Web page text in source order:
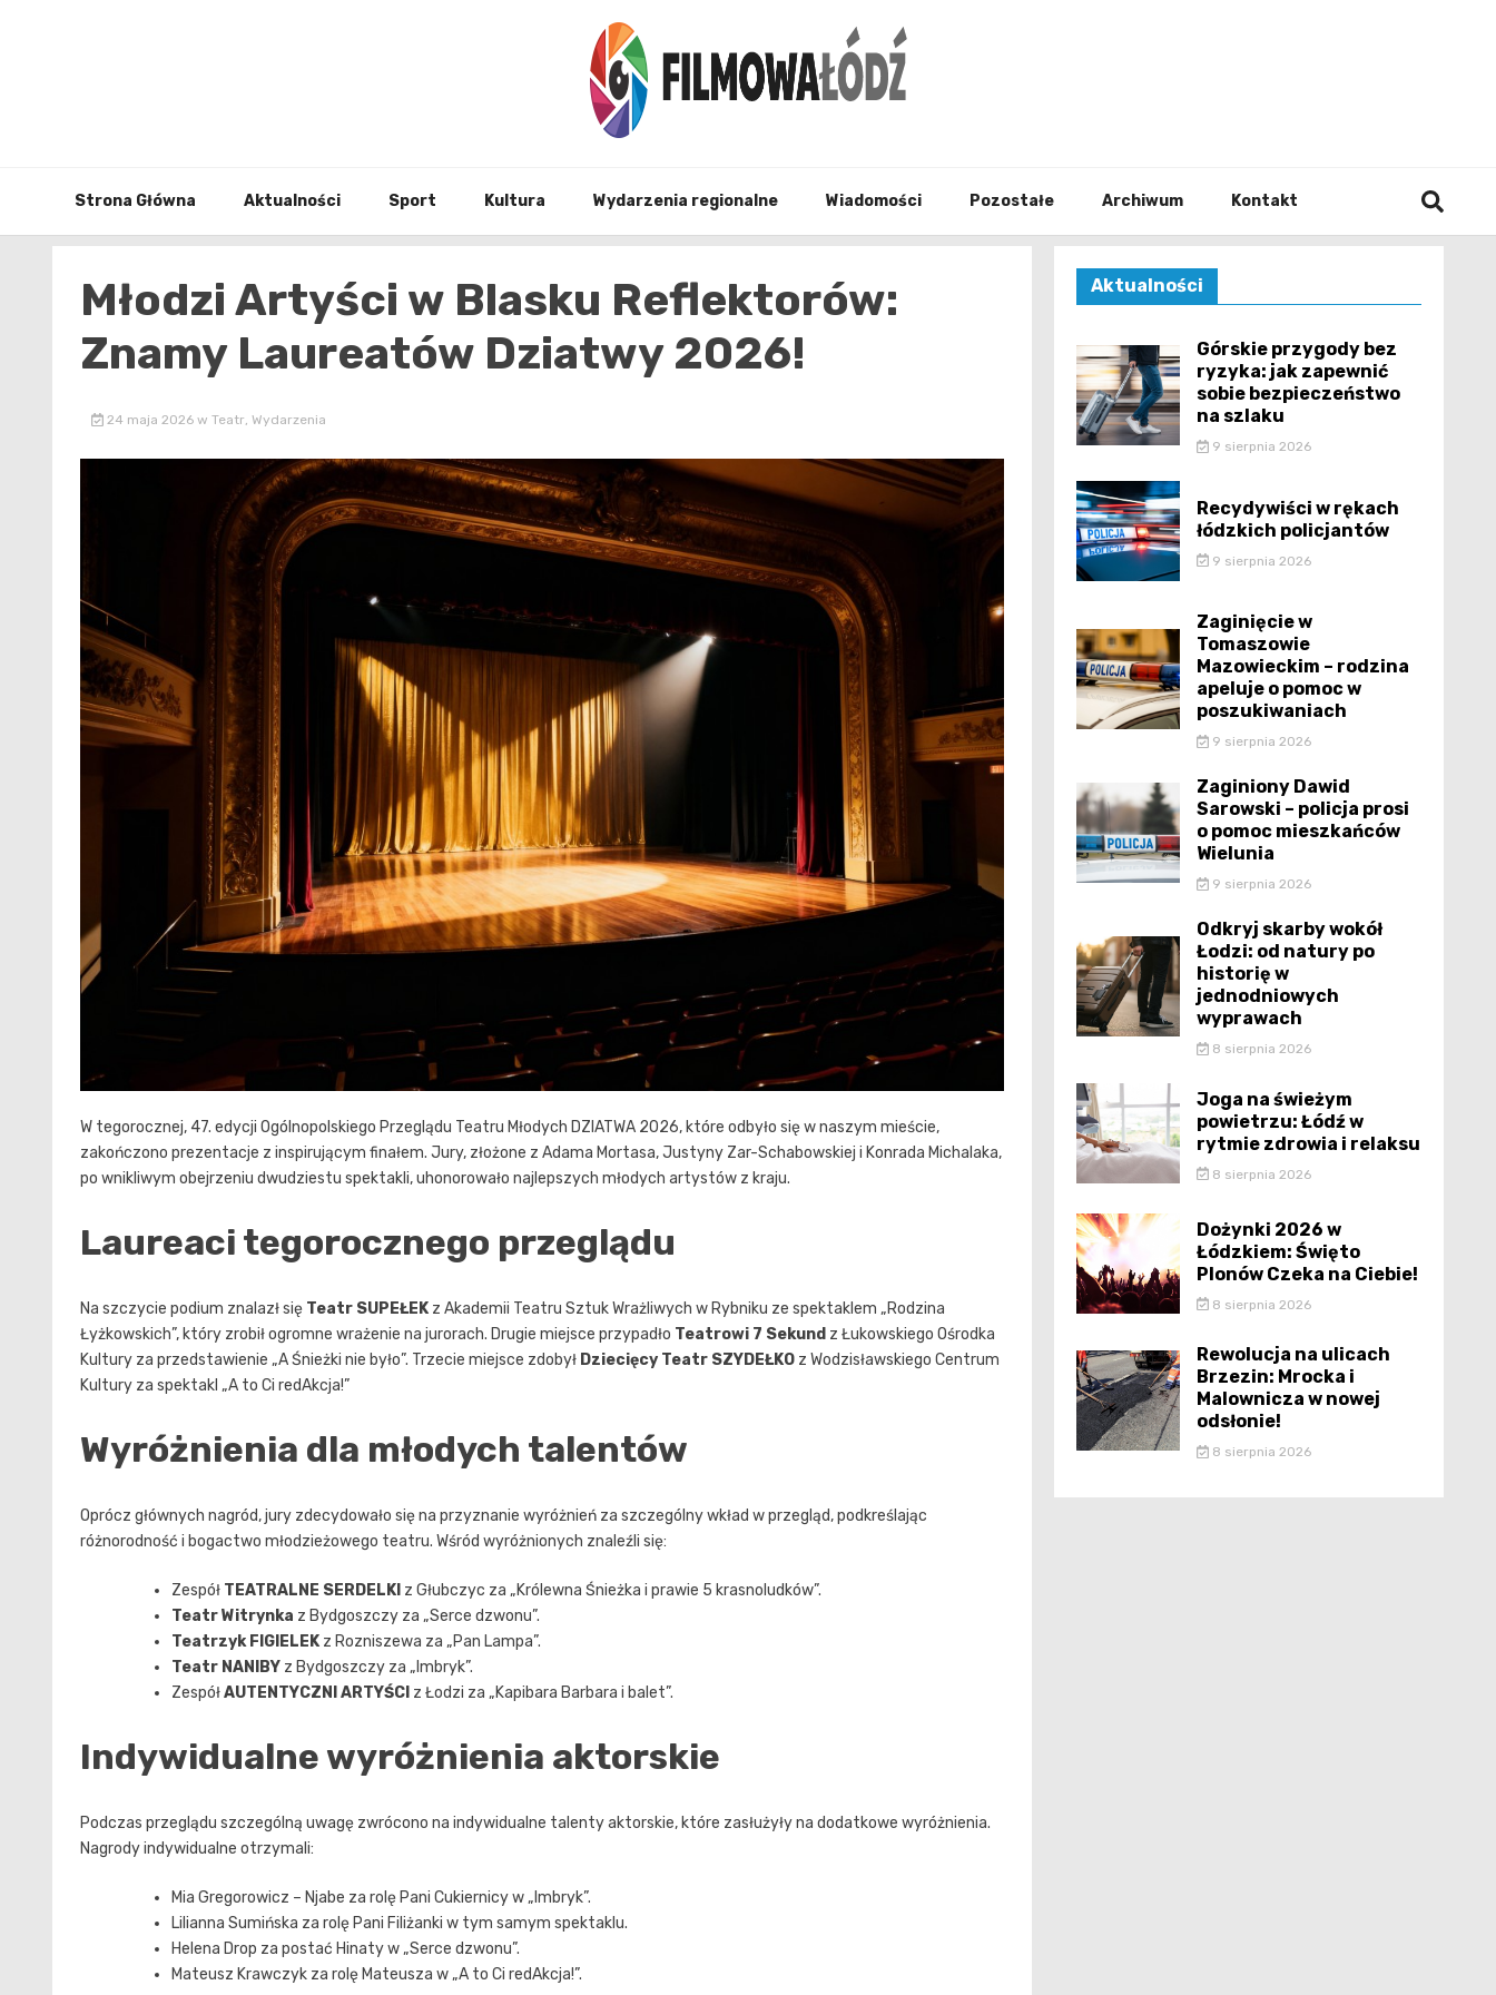
Strona Główna Aktualności Sport Kultura Wydarzenia regionalne Wiadomości Pozostałe Archiwum Kontakt
Młodzi Artyści w Blasku Reflektorów:
Znamy Laureatów Dziatwy 2026!
24 maja 2026 w Teatr, Wydarzenia
W tegorocznej, 47. edycji Ogólnopolskiego Przeglądu Teatru Młodych DZIATWA 2026, które odbyło się w naszym mieście,
zakończono prezentacje z inspirującym finałem. Jury, złożone z Adama Mortasa, Justyny Zar-Schabowskiej i Konrada Michalaka,
po wnikliwym obejrzeniu dwudziestu spektakli, uhonorowało najlepszych młodych artystów z kraju.
Laureaci tegorocznego przeglądu
Na szczycie podium znalazł się Teatr SUPEŁEK z Akademii Teatru Sztuk Wrażliwych w Rybniku ze spektaklem „Rodzina
Łyżkowskich”, który zrobił ogromne wrażenie na jurorach. Drugie miejsce przypadło Teatrowi 7 Sekund z Łukowskiego Ośrodka
Kultury za przedstawienie „A Śnieżki nie było”. Trzecie miejsce zdobył Dziecięcy Teatr SZYDEŁKO z Wodzisławskiego Centrum
Kultury za spektakl „A to Ci redAkcja!”
Wyróżnienia dla młodych talentów
Oprócz głównych nagród, jury zdecydowało się na przyznanie wyróżnień za szczególny wkład w przegląd, podkreślając
różnorodność i bogactwo młodzieżowego teatru. Wśród wyróżnionych znaleźli się:
Zespół TEATRALNE SERDELKI z Głubczyc za „Królewna Śnieżka i prawie 5 krasnoludków”.
Teatr Witrynka z Bydgoszczy za „Serce dzwonu”.
Teatrzyk FIGIELEK z Rozniszewa za „Pan Lampa”.
Teatr NANIBY z Bydgoszczy za „Imbryk”.
ZespółAUTENTYCZNI ARTYŚCI z Łodzi za „Kapibara Barbara i balet”.
Indywidualne wyróżnienia aktorskie
Podczas przeglądu szczególną uwagę zwrócono na indywidualne talenty aktorskie, które zasłużyły na dodatkowe wyróżnienia.
Nagrody indywidualne otrzymali:
Mia Gregorowicz – Njabe za rolę Pani Cukiernicy w „Imbryk”.
Lilianna Sumińska za rolę Pani Filiżanki w tym samym spektaklu.
Helena Drop za postać Hinaty w „Serce dzwonu”.
Mateusz Krawczyk za rolę Mateusza w „A to Ci redAkcja!”.
Aktualności
Górskie przygody bez
ryzyka: jak zapewnić
sobie bezpieczeństwo
na szlaku
9 sierpnia 2026
Recydywiści w rękach
łódzkich policjantów
9 sierpnia 2026
Zaginięcie w
Tomaszowie
Mazowieckim – rodzina
apeluje o pomoc w
poszukiwaniach
9 sierpnia 2026
Zaginiony Dawid
Sarowski – policja prosi
o pomoc mieszkańców
Wielunia
9 sierpnia 2026
Odkryj skarby wokół
Łodzi: od natury po
historię w
jednodniowych
wyprawach
8 sierpnia 2026
Joga na świeżym
powietrzu: Łódź w
rytmie zdrowia i relaksu
8 sierpnia 2026
Dożynki 2026 w
Łódzkiem: Święto
Plonów Czeka na Ciebie!
8 sierpnia 2026
Rewolucja na ulicach
Brzezin: Mrocka i
Malownicza w nowej
odsłonie!
8 sierpnia 2026